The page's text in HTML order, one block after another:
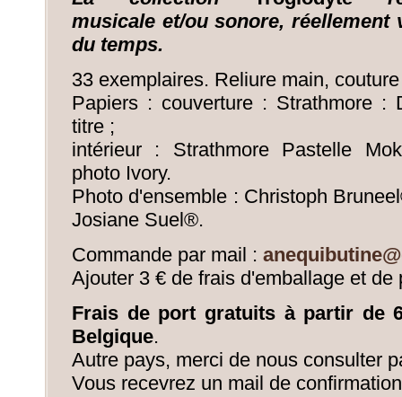
musicale et/ou sonore, réellement
du temps.
33 exemplaires. Reliure main,
Papiers : couverture : Strathmore :
titre ;
intérieur : Strathmore Pastelle
photo Ivory.
Photo d'ensemble : Christoph
Josiane Suel®.
Commande par mail :
Ajouter 3 € de frais d'emballage et
Frais de port gratuits à partir de
Belgique.
Autre pays, merci de nous consulter
Vous recevrez un mail de